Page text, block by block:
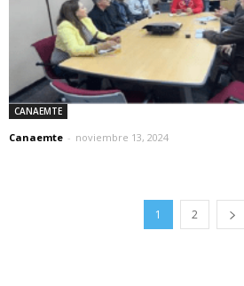
CANAEMTE
Canaemte - noviembre 13, 2024
1 2